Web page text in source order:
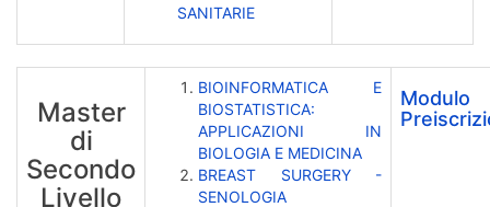
SANITARIE
Master
di
Secondo
Livello
BIOINFORMATICA E
BIOSTATISTICA:
APPLICAZIONI IN
BIOLOGIA E MEDICINA
BREAST SURGERY -
SENOLOGIA
Modulo